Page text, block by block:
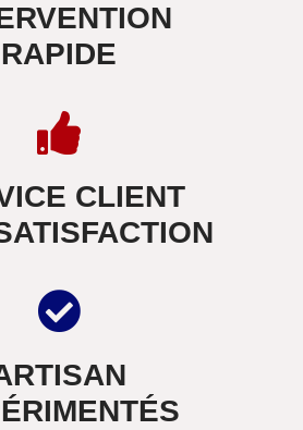
RAPIDE
CLIENT